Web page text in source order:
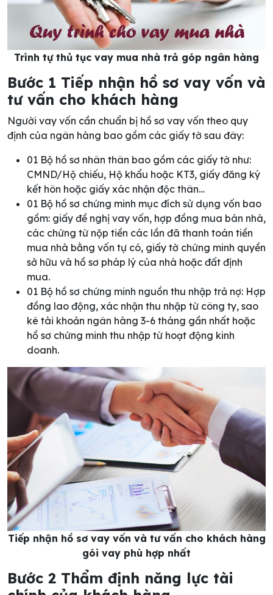
Trình tự thủ tục vay mua nhà trả góp ngân hàng
Bước 1 Tiếp nhận hồ sơ vay vốn và
tư vấn cho khách hàng
Người vay vốn cần chuẩn bị hồ sơ vay vốn theo quy
định của ngân hàng bao gồm các giấy tờ sau đây:
01 Bộ hồ sơ nhân thân bao gồm các giấy tờ như:
CMND/Hộ chiếu, Hộ khẩu hoặc KT3, giấy đăng ký
kết hôn hoặc giấy xác nhận độc thân…
01 Bộ hồ sơ chứng minh mục đích sử dụng vốn bao
gồm: giấy đề nghị vay vốn, hợp đồng mua bán nhà,
các chứng từ nộp tiền các lần đã thanh toán tiền
mua nhà bằng vốn tự có, giấy tờ chứng minh quyền
sở hữu và hồ sơ pháp lý của nhà hoặc đất định
mua.
01 Bộ hồ sơ chứng minh nguồn thu nhập trả nợ: Hợp
đồng lao động, xác nhận thu nhập từ công ty, sao
kê tài khoản ngân hàng 3-6 tháng gần nhất hoặc
hồ sơ chứng minh thu nhập từ hoạt động kinh
doanh.
Tiếp nhận hồ sơ vay vốn và tư vấn cho khách hàng
gói vay phù hợp nhất
Bước 2 Thẩm định năng lực tài